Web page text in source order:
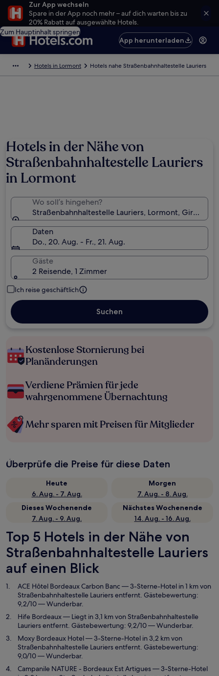
Zur App wechseln
Spare in der App noch mehr – auf dich warten bis zu
20% Rabatt auf ausgewählte Hotels.
Zum Hauptinhalt springen
App herunterladen
Hotels in Lormont Hotels nahe Straßenbahnhaltestelle Lauriers
Hotels in der Nähe von
Straßenbahnhaltestelle Lauriers
in Lormont
Wo soll’s hingehen?
Straßenbahnhaltestelle Lauriers, Lormont, Gironde
Daten
Do., 20. Aug. - Fr., 21. Aug.
Gäste
2 Reisende, 1 Zimmer
Ich reise geschäftlich
Suchen
Kostenlose Stornierung bei
Planänderungen
Verdiene Prämien für jede
wahrgenommene Übernachtung
Mehr sparen mit Preisen für Mitglieder
Überprüfe die Preise für diese Daten
Heute
6. Aug. - 7. Aug.
Morgen
7. Aug. - 8. Aug.
Dieses Wochenende
7. Aug. - 9. Aug.
Nächstes Wochenende
14. Aug. - 16. Aug.
Top 5 Hotels in der Nähe von
Straßenbahnhaltestelle Lauriers
auf einen Blick
ACE Hôtel Bordeaux Carbon Banc — 3-Sterne-Hotel in 1 km von
Straßenbahnhaltestelle Lauriers entfernt. Gästebewertung:
9,2/10 — Wunderbar.
Hife Bordeaux— Liegt in 3,1 km von Straßenbahnhaltestelle
Lauriers entfernt. Gästebewertung: 9,2/10 — Wunderbar.
Moxy Bordeaux Hotel— 3-Sterne-Hotel in 3,2 km von
Straßenbahnhaltestelle Lauriers entfernt. Gästebewertung:
9,0/10 — Wunderbar.
Campanile NATURE - Bordeaux Est Artigues— 3-Sterne-Hotel